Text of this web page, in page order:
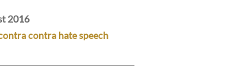
2016
contra hate speech